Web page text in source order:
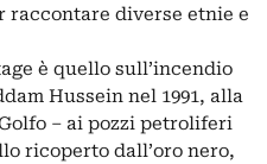
raccontare diverse etnie e
è quello sull’incendio
Hussein nel 1991, alla
– ai pozzi petroliferi
ricoperto dall’oro nero,